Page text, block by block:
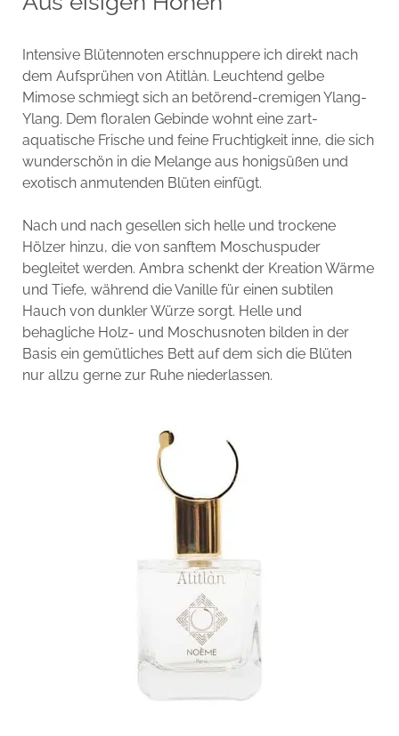
Intensive Blütennoten erschnuppere ich direkt nach
dem Aufsprühen von Atitlàn. Leuchtend gelbe
Mimose schmiegt sich an betörend-cremigen Ylang-
Ylang. Dem floralen Gebinde wohnt eine zart-
aquatische Frische und feine Fruchtigkeit inne, die sich
wunderschön in die Melange aus honigsüßen und
exotisch anmutenden Blüten einfügt.
Nach und nach gesellen sich helle und trockene
Hölzer hinzu, die von sanftem Moschuspuder
begleitet werden. Ambra schenkt der Kreation Wärme
und Tiefe, während die Vanille für einen subtilen
Hauch von dunkler Würze sorgt. Helle und
behagliche Holz- und Moschusnoten bilden in der
Basis ein gemütliches Bett auf dem sich die Blüten
nur allzu gerne zur Ruhe niederlassen.